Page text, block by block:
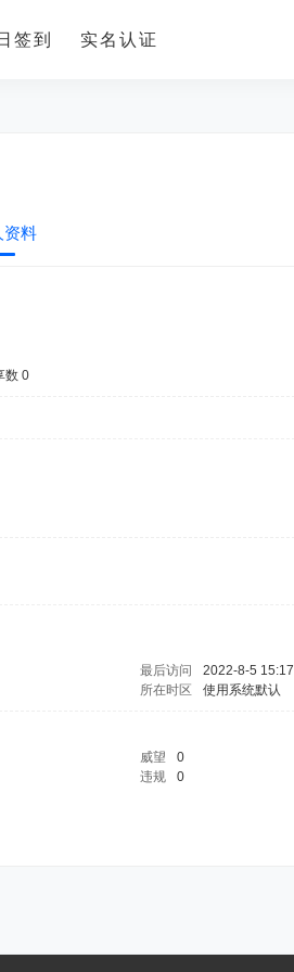
签到 实名认证
资料
数 0
最后访问
2022-8-5 15:17
所在时区 使用系统默认
威望
0
违规
0